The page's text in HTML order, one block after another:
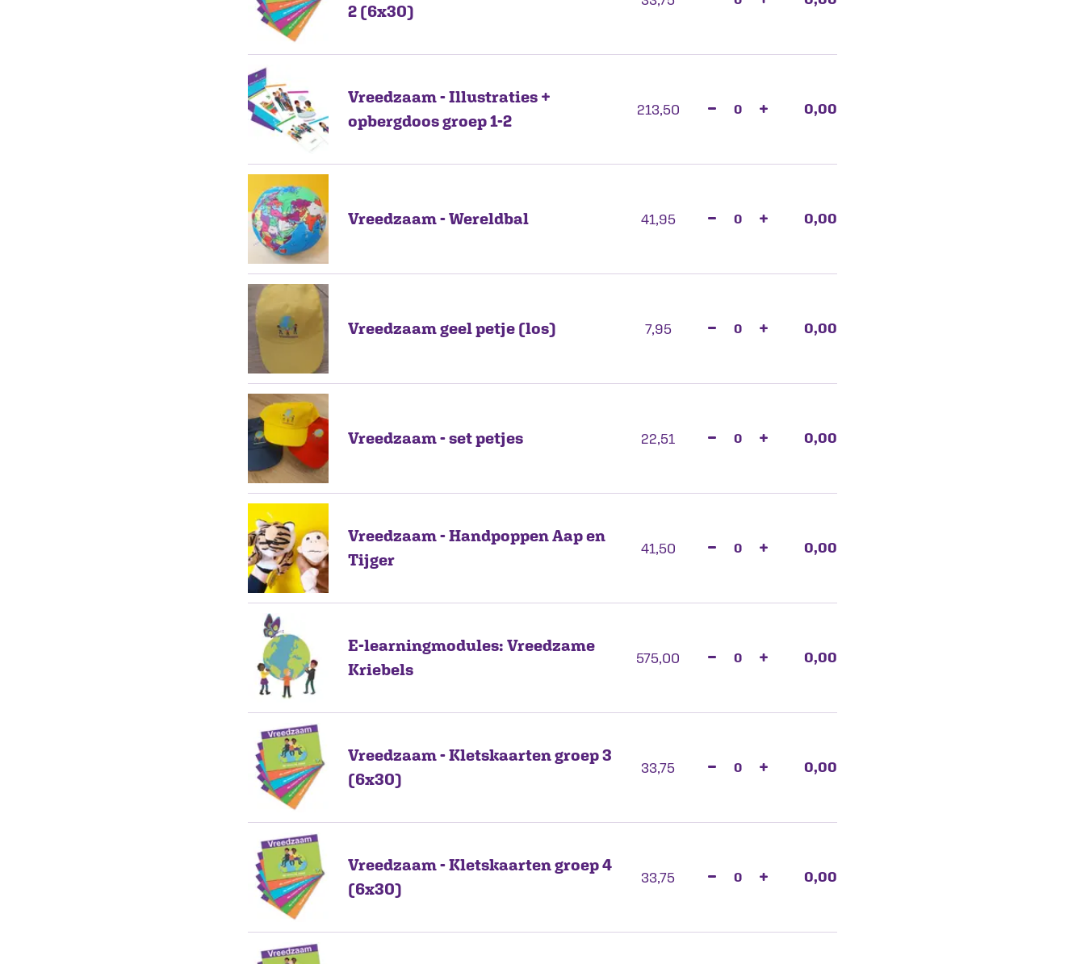
2 (6x30)
Vreedzaam - Illustraties +
opbergdoos groep 1-2
213,50 − + 0,00
Vreedzaam - Wereldbal 41,95 − + 0,00
Vreedzaam geel petje (los) 7,95 − + 0,00
Vreedzaam - set petjes 22,51 − + 0,00
Vreedzaam - Handpoppen Aap en
Tijger
41,50 − + 0,00
E-learningmodules: Vreedzame
Kriebels
575,00 − + 0,00
Vreedzaam - Kletskaarten groep 3
(6x30)
33,75 − + 0,00
Vreedzaam - Kletskaarten groep 4
(6x30)
33,75 − + 0,00